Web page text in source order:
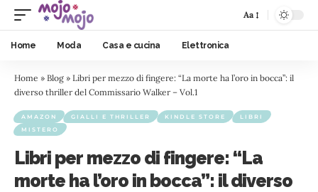
Aa
Home Moda Casa e cucina Elettronica
Home » Blog » Libri per mezzo di fingere: “La morte ha l’oro in bocca”: il
diverso thriller del Commissario Walker – Vol.1
AMAZON GIALLI E THRILLER KINDLE STORE
LIBRI
MISTERO
Libri per mezzo di fingere: “La
morte ha l’oro in bocca”: il diverso